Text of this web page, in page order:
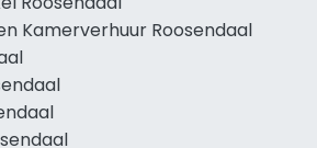
Kamerverhuur Roosendaal